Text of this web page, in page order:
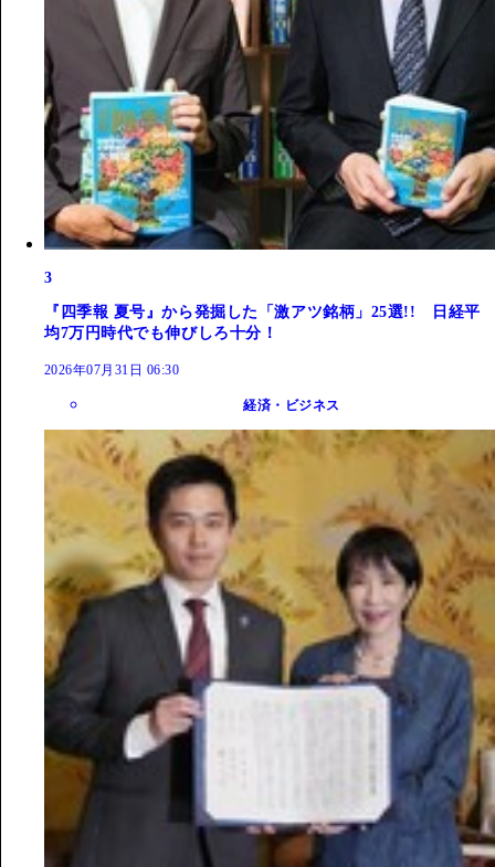
3
『四季報 夏号』から発掘した「激アツ銘柄」25選!! 日経平
均7万円時代でも伸びしろ十分！
2026年07月31日 06:30
経済・ビジネス